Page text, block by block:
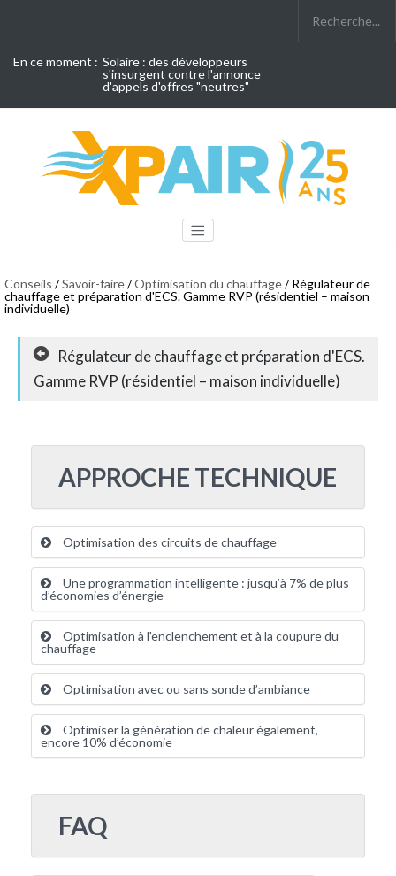
En ce moment : Solaire : des développeurs
s'insurgent contre l'annonce
d'appels d'offres "neutres"
Conseils /Savoir-faire/Optimisation du chauffage/ Régulateur de
chauffage et préparation d'ECS. Gamme RVP (résidentiel – maison
individuelle)
Régulateur de chauffage et préparation d'ECS.
Gamme RVP (résidentiel – maison individuelle)
APPROCHE TECHNIQUE
Optimisation des circuits de chauffage
Une programmation intelligente : jusqu’à 7% de plus
d’économies d’énergie
Optimisation à l'enclenchement et à la coupure du
chauffage
Optimisation avec ou sans sonde d’ambiance
Optimiser la génération de chaleur également,
encore 10% d’économie
FAQ